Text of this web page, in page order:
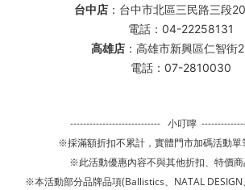
台中店 ：台中市北區三民路三段
電話：04-22258131
高雄店 ：高雄市新興區仁智街
電話：07-2810030
---------------------------- 小叮嚀 ----------
※採滿額折扣不累計，實體門市加碼活動
※此活動優惠內容不與其他折扣、特價
※本活動部分品牌品項(Ballistics、NATAL DESIGN、